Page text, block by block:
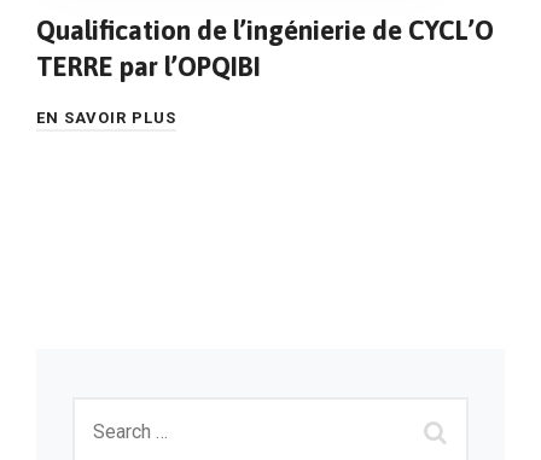
Qualification de l’ingénierie de CYCL’O
TERRE par l’OPQIBI
EN SAVOIR PLUS